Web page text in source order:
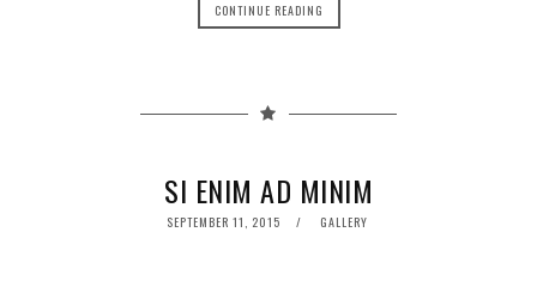
CONTINUE READING
SI ENIM AD MINIM
POSTED
SEPTEMBER 11, 2015 GALLERY